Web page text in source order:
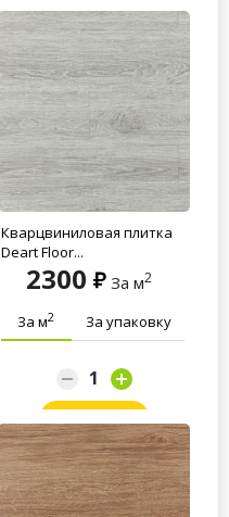
Кварцвиниловая плитка
Deart Floor...
2300 За м2
За м2 За упаковку
Заказать